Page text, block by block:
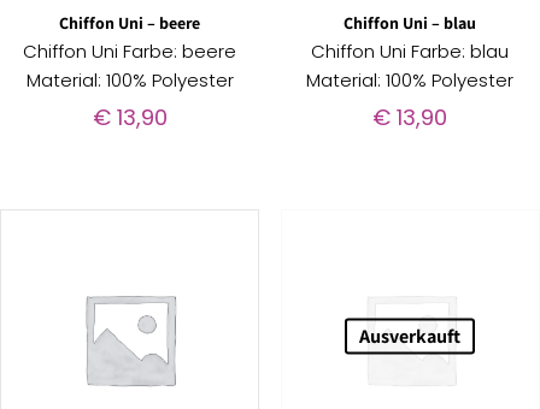
Chiffon Uni – beere
Chiffon Uni Farbe: beere
Material: 100% Polyester
€13,90
Chiffon Uni – blau
Chiffon Uni Farbe: blau
Material: 100% Polyester
€ 13,90
Ausverkauft